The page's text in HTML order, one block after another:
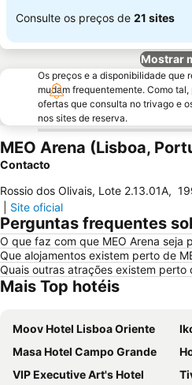
Consulte os preços de 21 sites
Mostrar
Os preços e a disponibilidade que
mudam frequentemente. Como
ofertas que consulta no trivago e
nos sites de reserva.
MEO Arena (Lisboa,
Contacto
Rossio dos Olivais, Lote 2.13.01A,
Site oficial
Perguntas frequentes
O que faz com que MEO Arena seja
Que alojamentos existem perto de
Quais outras atrações existem perto
Mais Top hotéis
Moov Hotel Lisboa Oriente
Masa Hotel Campo Grande
VIP Executive Art's Hotel